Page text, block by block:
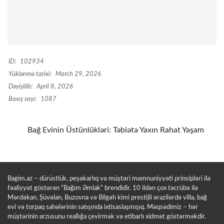
ID:
102934
Yüklənmə tarixi:
March 29, 2026
Dəyişilib: April 8, 2026
Baxış sayı:
1087
Bağ Evinin Üstünlükləri: Təbiətə Yaxın Rahat Yaşam
Bagim.az – dürüstlük, peşəkarlıq və müştəri məmnuniyyəti prinsipləri ilə
fəaliyyət göstərən “Bağım Əmlak” brendidir. 10 ildən çox təcrübə ilə
Mərdəkan, Şüvəlan, Buzovna və Bilgəh kimi prestijli ərazilərdə villa, bağ
evi və torpaq sahələrinin satışında ixtisaslaşmışıq. Məqsədimiz – hər
müştərinin arzusunu reallığa çevirmək və etibarlı xidmət göstərməkdir.